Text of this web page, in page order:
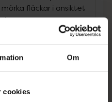
Om
cookies
fläckar i ansiktet
extrakt som bistår
och flavonoider
och